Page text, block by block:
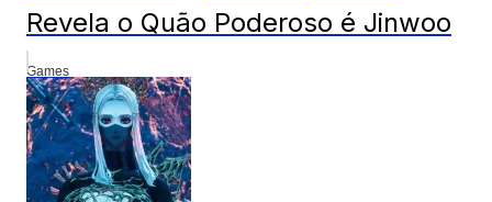
Revela o Quão Poderoso é Jinwoo
Games